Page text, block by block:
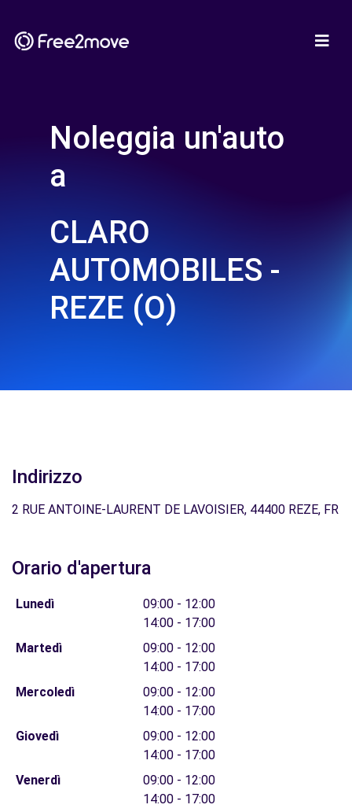
Noleggia un'auto
a
CLARO
AUTOMOBILES -
REZE (O)
Indirizzo
2 RUE ANTOINE-LAURENT DE LAVOISIER, 44400 REZE, FR
Orario d'apertura
Lunedì
09:00 - 12:00
14:00 - 17:00
Martedì
09:00 - 12:00
14:00 - 17:00
Mercoledì
09:00 - 12:00
14:00 - 17:00
Giovedì
09:00 - 12:00
14:00 - 17:00
Venerdì
09:00 - 12:00
14:00 - 17:00